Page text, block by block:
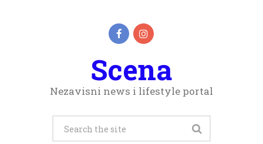
Scena
Nezavisni news i lifestyle portal